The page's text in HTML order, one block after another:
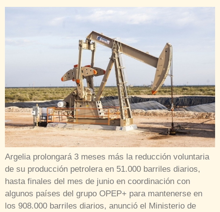
Argelia prolongará 3 meses más la reducción voluntaria
de su producción petrolera en 51.000 barriles diarios,
hasta finales del mes de junio en coordinación con
algunos países del grupo OPEP+ para mantenerse en
los 908.000 barriles diarios, anunció el Ministerio de